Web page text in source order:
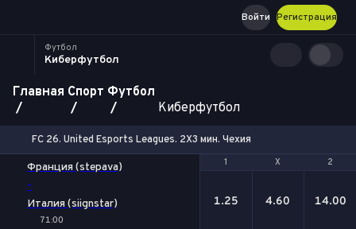
Регистрация
Войти
Футбол
Киберфутбол
Главная Спорт Футбол
Киберфутбол
FC 26. United Esports Leagues. 2X3 мин. Чехия
1 Х 2
Франция (stepava)
-
Италия (siignstar)
71:00
1 Х 2
1.25 4.60 14.00